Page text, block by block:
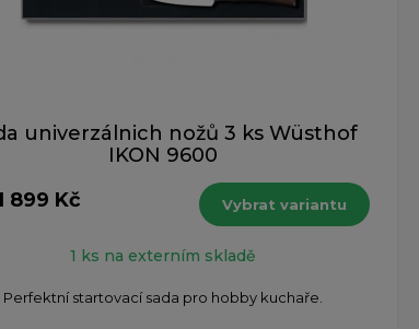
univerzálnich nožů 3 ks Wüsthof
IKON 9600
899 Kč
Vybrat variantu
1 ks na externím skladě
Perfektní startovací sada pro hobby kuchaře.